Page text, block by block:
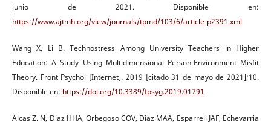
junio de 2021. Disponible en:
https://www.ajtmh.org/view/journals/tpmd/103/6/article-p2391.xml
Wang X, Li B. Technostress Among University Teachers in Higher
Education: A Study Using Multidimensional Person-Environment Misfit
Theory. Front Psychol [Internet]. 2019 [citado 31 de mayo de 2021];10.
Disponible en: https://doi.org/10.3389/fpsyg.2019.01791
Alcas Z. N, Diaz HHA, Orbegoso COV, Diaz MAA, Esparrell JAF, Echevarria